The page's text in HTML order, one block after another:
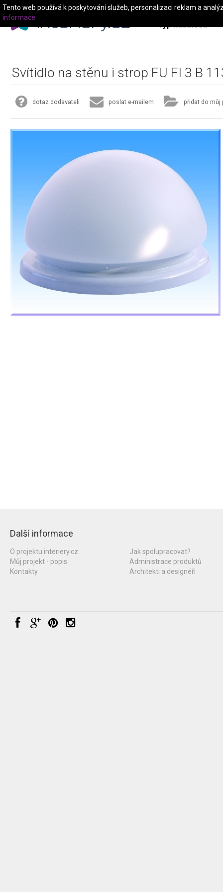
Typ místnosti
Svítidlo na stěnu i strop FU FI 3 B
dotaz dodavateli poslat e-mailem přidat do můj
Další informace
O projektu interiery.cz
Můj projekt - popis
Kontakty
Jak spolupracovat?
Administrace produktů
Architekti a designéři
Tento web používá k poskytování služeb, personalizaci reklam a
informace